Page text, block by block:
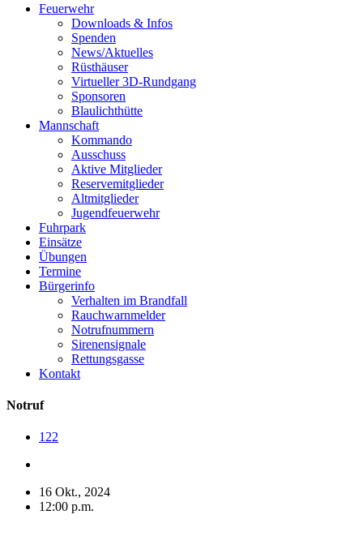
Feuerwehr
Downloads & Infos
Spenden
News/Aktuelles
Rüsthäuser
Virtueller 3D-Rundgang
Sponsoren
Blaulichthütte
Mannschaft
Kommando
Ausschuss
Aktive Mitglieder
Reservemitglieder
Altmitglieder
Jugendfeuerwehr
Fuhrpark
Einsätze
Übungen
Termine
Bürgerinfo
Verhalten im Brandfall
Rauchwarnmelder
Notrufnummern
Sirenensignale
Rettungsgasse
Kontakt
Notruf
122
16 Okt., 2024
12:00 p.m.